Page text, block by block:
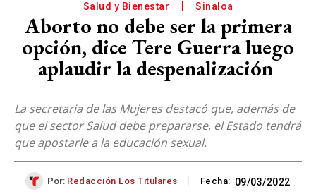
Salud y Bienestar Sinaloa
Aborto no debe ser la primera
opción, dice Tere Guerra luego
aplaudir la despenalización
La secretaria de las Mujeres destacó que, además de
que el sector Salud debe prepararse, el Estado tendrá
que apostarle a la educación sexual.
Por: Redacción Los Titulares Fecha: 09/03/2022